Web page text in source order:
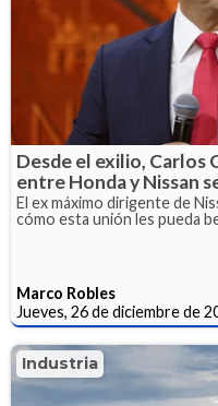
Desde el exilio, Carlos
entre Honda y Nissan
El ex máximo dirigente de
cómo esta unión les pueda
Marco Robles
Jueves, 26 de diciembre de
Industria